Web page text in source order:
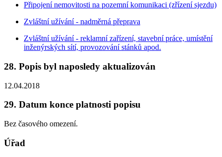
Připojení nemovitosti na pozemní komunikaci (zřízení sjezdu)
Zvláštní užívání - nadměrná přeprava
Zvláštní užívání - reklamní zařízení, stavební práce, umístění
inženýrských sítí, provozování stánků apod.
28. Popis byl naposledy aktualizován
12.04.2018
29. Datum konce platnosti popisu
Bez časového omezení.
Úřad